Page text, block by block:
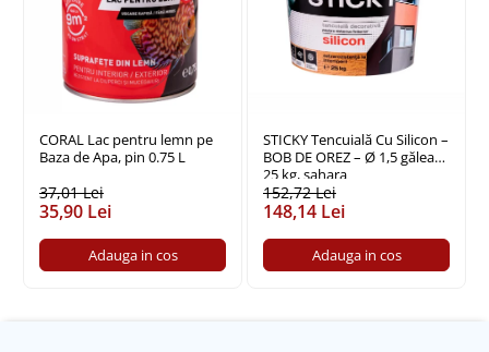
CORAL Lac pentru lemn pe
Baza de Apa, pin 0.75 L
37,01 Lei
35,90 Lei
Adauga in cos
STICKY Tencuială Cu Silicon –
BOB DE OREZ – Ø 1,5 găleată
25 kg, sahara
152,72 Lei
148,14 Lei
Adauga in cos